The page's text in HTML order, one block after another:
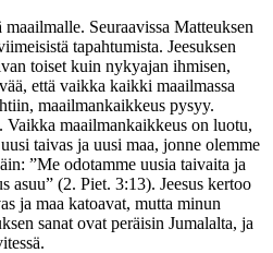
Seuraavissa Matteuksen
tapahtumista. Jeesuksen
toiset kuin nykyajan ihmisen,
että vaikka kaikki maailmassa
maailmankaikkeus pysyy.
Vaikka maailmankaikkeus on luotu,
taivas ja uusi maa, jonne olemme
”Me odotamme uusia taivaita ja
asuu” (2. Piet. 3:13). Jeesus kertoo
ja maa katoavat, mutta minun
sanat ovat peräisin Jumalalta, ja